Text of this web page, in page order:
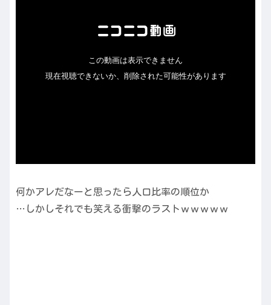
何かアレだなーと思ったら人口比率の順位か
…しかしそれでも笑える衝撃のラストｗｗｗｗｗ